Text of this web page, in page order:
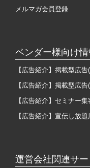
メルマガ会員登録
ベンダー様向け情
【広告紹介】掲載型広
【広告紹介】掲載型広
【広告紹介】セミナー
【広告紹介】宣伝し放題
運営会社関連サー